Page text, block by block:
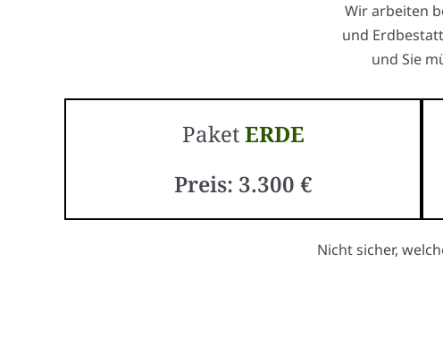
Wir arbeiten
und
und Sie
PaketERDE
Preis: 3.300 €
Nicht sicher,